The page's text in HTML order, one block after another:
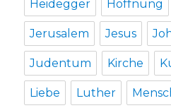
Heidegger Hoffnung
Jerusalem Jesus
Judentum Kirche
Liebe Luther